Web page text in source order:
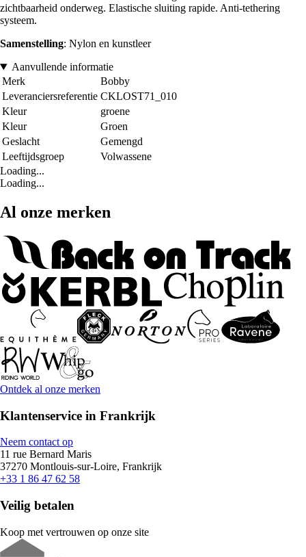
zichtbaarheid onderweg. Elastische sluiting rapide. Anti-tethering
systeem.
Samenstelling: Nylon en kunstleer
Aanvullende informatie
Merk
Bobby
Leveranciersreferentie CKLOST71_010
Kleur
groene
Kleur
Groen
Geslacht
Gemengd
Leeftijdsgroep
Volwassene
Loading...
Loading...
Al onze merken
Ontdek al onze merken
Klantenservice in Frankrijk
Neem contact op
11 rue Bernard Maris
37270 Montlouis-sur-Loire, Frankrijk
+33 1 86 47 62 58
Veilig betalen
Koop met vertrouwen op onze site